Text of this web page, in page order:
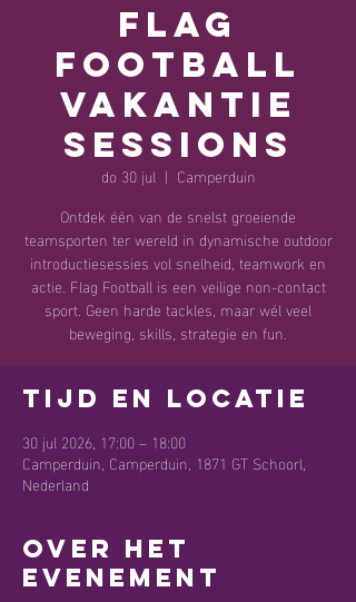
Flag
Football
Vakantie
Sessions
do 30 jul
  |
Camperduin
Ontdek één van de snelst groeiende
teamsporten ter wereld in dynamische outdoor
introductiesessies vol snelheid, teamwork en
actie. Flag Football is een veilige non-contact
sport. Geen harde tackles, maar wél veel
beweging, skills, strategie en fun.
Tijd en locatie
30 jul 2026, 17:00 – 18:00
Camperduin, Camperduin, 1871 GT Schoorl,
Nederland
Over het
evenement